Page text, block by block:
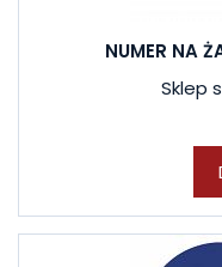
NUMER NA
Sklep